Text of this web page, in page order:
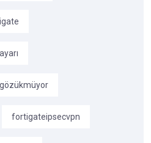
fortigateipsecvpn